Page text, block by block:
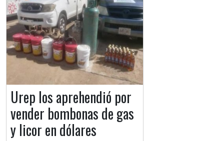
Urep los aprehendió por
vender bombonas de gas
y licor en dólares